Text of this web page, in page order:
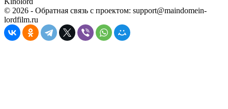
© 2026 - Обратная связь с проектом: support@maindomein-
lordfilm.ru